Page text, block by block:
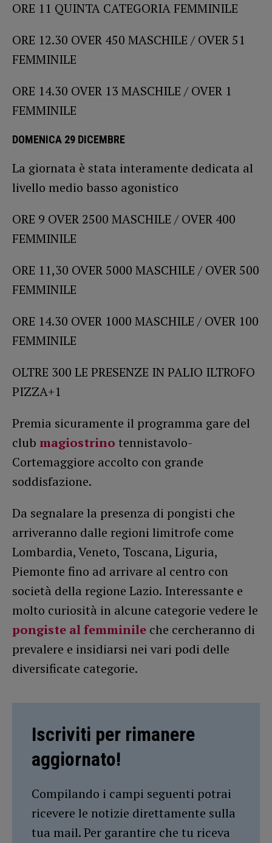
ORE 11 QUINTA CATEGORIA FEMMINILE
ORE 12.30 OVER 450 MASCHILE / OVER 51
FEMMINILE
ORE 14.30 OVER 13 MASCHILE / OVER 1
FEMMINILE
DOMENICA 29 DICEMBRE
La giornata è stata interamente dedicata al
livello medio basso agonistico
ORE 9 OVER 2500 MASCHILE / OVER 400
FEMMINILE
ORE 11,30 OVER 5000 MASCHILE / OVER 500
FEMMINILE
ORE 14.30 OVER 1000 MASCHILE / OVER 100
FEMMINILE
OLTRE 300 LE PRESENZE IN PALIO ILTROFO
PIZZA+1
Premia sicuramente il programma gare del
club magiostrino tennistavolo-
Cortemaggiore accolto con grande
soddisfazione.
Da segnalare la presenza di pongisti che
arriveranno dalle regioni limitrofe come
Lombardia, Veneto, Toscana, Liguria,
Piemonte fino ad arrivare al centro con
società della regione Lazio. Interessante e
molto curiosità in alcune categorie vedere le
pongiste al femminile che cercheranno di
prevalere e insidiarsi nei vari podi delle
diversificate categorie.
Iscriviti per rimanere
aggiornato!
Compilando i campi seguenti potrai
ricevere le notizie direttamente sulla
tua mail. Per garantire che tu riceva